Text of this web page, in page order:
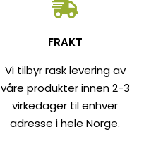
FRAKT
Vi tilbyr rask levering av
våre produkter innen 2-3
virkedager til enhver
adresse i hele Norge.